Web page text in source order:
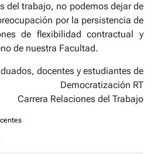
del trabajo, no podemos dejar de
por la persistencia de
de flexibilidad contractual y
de nuestra Facultad.
docentes y estudiantes de
Democratización RT
Carrera Relaciones del Trabajo